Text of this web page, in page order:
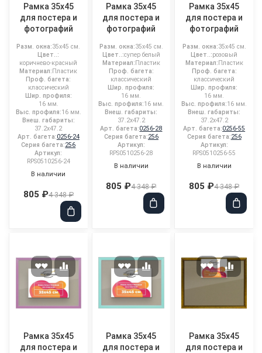
Рамка 35x45
для постера и
фотографий
Разм. окна:35x45 см.
Цвет..:
коричнево-красный
Материал:Пластик
Проф. багета:
классический
Шир. профиля:
16 мм.
Выс. профиля:16 мм.
Внеш. габариты:
37.2x47.2
Арт. багета:0256-24
Серия багета:256
Артикул:
RPS0510256-24
В наличии
805 ₽4 348 ₽
Рамка 35x45
для постера и
фотографий
Разм. окна:35x45 см.
Цвет..:супер белый
Материал:Пластик
Проф. багета:
классический
Шир. профиля:
16 мм.
Выс. профиля:16 мм.
Внеш. габариты:
37.2x47.2
Арт. багета:0256-28
Серия багета:256
Артикул:
RPS0510256-28
В наличии
805 ₽4 348 ₽
Рамка 35x45
для постера и
фотографий
Разм. окна:35x45 см.
Цвет..:розовый
Материал:Пластик
Проф. багета:
классический
Шир. профиля:
16 мм.
Выс. профиля:16 мм.
Внеш. габариты:
37.2x47.2
Арт. багета:0256-55
Серия багета:256
Артикул:
RPS0510256-55
В наличии
805 ₽4 348 ₽
Рамка 35x45
для постера и
Рамка 35x45
для постера и
Рамка 35x45
для постера и